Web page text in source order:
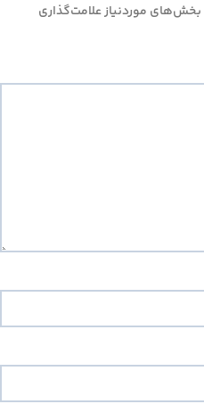
بخش‌های موردنیاز علامت‌گذاری